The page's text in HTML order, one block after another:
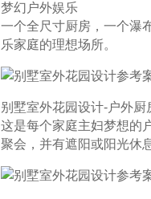
梦幻户外娱乐
一个全尺寸厨房，一个瀑
乐家庭的理想场所。
别墅室外花园设计-户外厨
这是每个家庭主妇梦想的
聚会，并有遮阳或阳光休